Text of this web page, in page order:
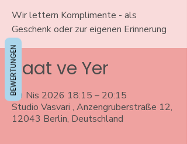
Wir lettern Komplimente - als
Geschenk oder zur eigenen Erinnerung
Saat ve Yer
09 Nis 2026 18:15 – 20:15
Studio Vasvari , Anzengruberstraße 12,
12043 Berlin, Deutschland
BEWERTUNGEN